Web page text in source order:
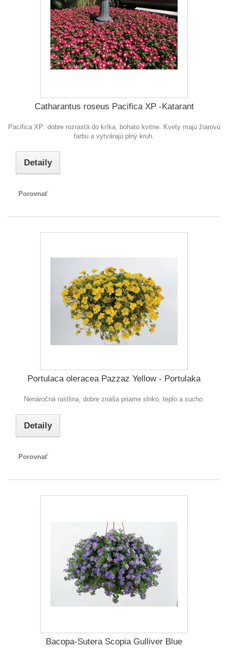
Catharantus roseus Pacifica XP -Katarant
Pacifica XP: dobre rozrastá do kríka, bohato kvitne. Kvety majú žiarovú
farbu a vytvárajú plný kruh.
Detaily
Porovnať
Portulaca oleracea Pazzaz Yellow - Portulaka
Nenáročná rastlina, dobre znáša priame slnko, teplo a sucho.
Detaily
Porovnať
Bacopa-Sutera Scopia Gulliver Blue